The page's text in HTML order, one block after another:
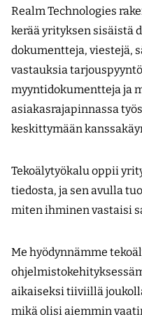
Realm Technologies
kerää yrityksen sisäistä
dokumentteja, viestejä,
vastauksia
myyntidokumentteja ja
asiakasrajapinnassa
keskittymään
Tekoälytyökalu oppii
tiedosta, ja sen avulla
miten ihminen vastaisi
Me hyödynnämme
aikaiseksi tiiviillä
mikä olisi aiemmin